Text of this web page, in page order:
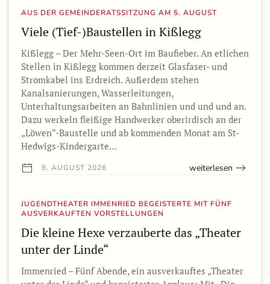
AUS DER GEMEINDERATSSITZUNG AM 5. AUGUST
Viele (Tief-)Baustellen in Kißlegg
Kißlegg – Der Mehr-Seen-Ort im Baufieber. An etlichen
Stellen in Kißlegg kommen derzeit Glasfaser- und
Stromkabel ins Erdreich. Außerdem stehen
Kanalsanierungen, Wasserleitungen,
Unterhaltungsarbeiten an Bahnlinien und und und an.
Dazu werkeln fleißige Handwerker oberirdisch an der
„Löwen“-Baustelle und ab kommenden Monat am St-
Hedwigs-Kindergarte…
8. AUGUST 2026 weiterlesen
JUGENDTHEATER IMMENRIED BEGEISTERTE MIT FÜNF
AUSVERKAUFTEN VORSTELLUNGEN
Die kleine Hexe verzauberte das „Theater
unter der Linde“
Immenried – Fünf Abende, ein ausverkauftes „Theater